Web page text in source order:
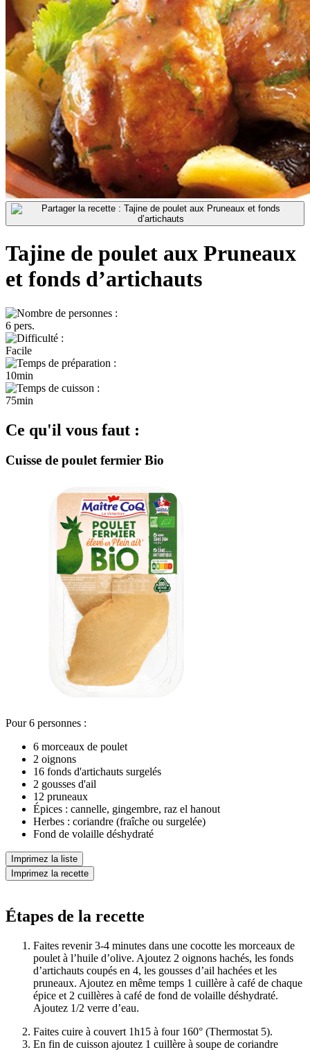
Tajine de poulet aux Pruneaux
et fonds d’artichauts
6 pers.
Facile
10min
75min
Ce qu'il vous faut :
Cuisse de poulet fermier Bio
Pour 6 personnes :
6 morceaux de poulet
2 oignons
16 fonds d'artichauts surgelés
2 gousses d'ail
12 pruneaux
Épices : cannelle, gingembre, raz el hanout
Herbes : coriandre (fraîche ou surgelée)
Fond de volaille déshydraté
Imprimez la liste
Imprimez la recette
Étapes de la recette
Faites revenir 3-4 minutes dans une cocotte les morceaux de
poulet à l’huile d’olive. Ajoutez 2 oignons hachés, les fonds
d’artichauts coupés en 4, les gousses d’ail hachées et les
pruneaux. Ajoutez en même temps 1 cuillère à café de chaque
épice et 2 cuillères à café de fond de volaille déshydraté.
Ajoutez 1/2 verre d’eau.
Faites cuire à couvert 1h15 à four 160° (Thermostat 5).
En fin de cuisson ajoutez 1 cuillère à soupe de coriandre